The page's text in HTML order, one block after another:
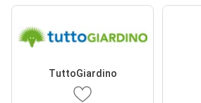
TuttoGiardino